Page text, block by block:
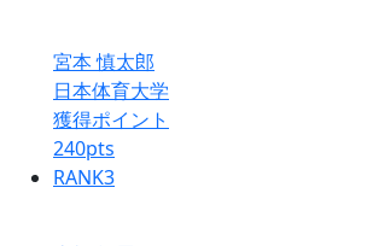
宮本 慎太郎
日本体育大学
獲得ポイント
240pts
RANK3